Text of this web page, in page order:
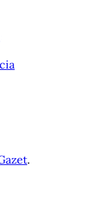
.